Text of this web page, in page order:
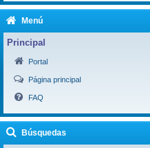
Menú
Principal
Portal
Página principal
FAQ
Búsquedas